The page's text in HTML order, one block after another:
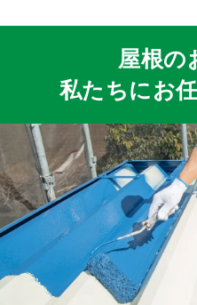
屋根の
私たちにお